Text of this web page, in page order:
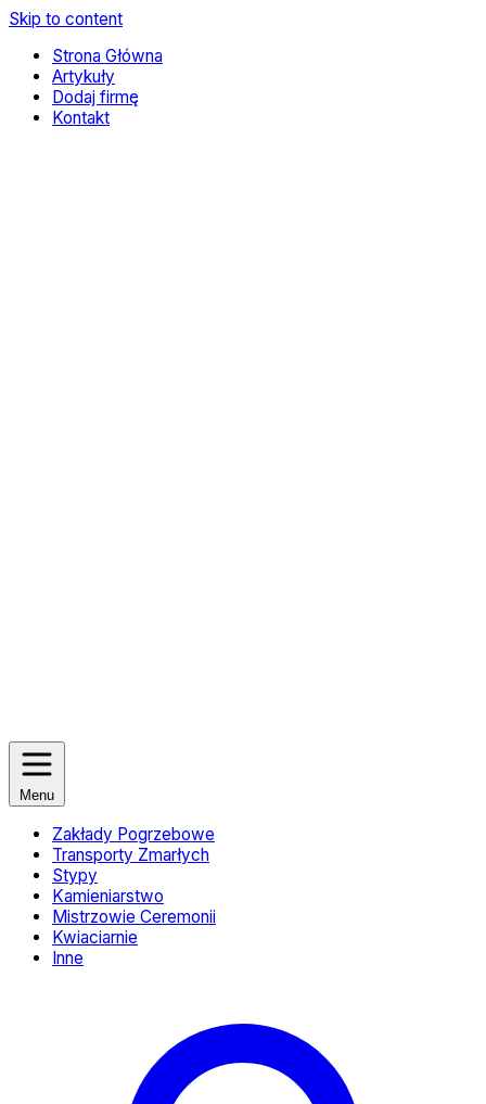
Skip to content
Strona Główna
Artykuły
Dodaj firmę
Kontakt
Menu
Zakłady Pogrzebowe
Transporty Zmarłych
Stypy
Kamieniarstwo
Mistrzowie Ceremonii
Kwiaciarnie
Inne